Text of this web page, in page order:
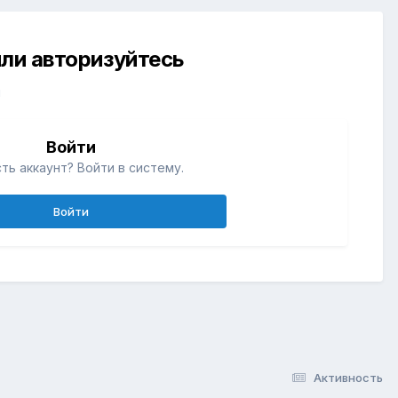
авторизуйтесь
Войти
аккаунт? Войти в систему.
Войти
Активность